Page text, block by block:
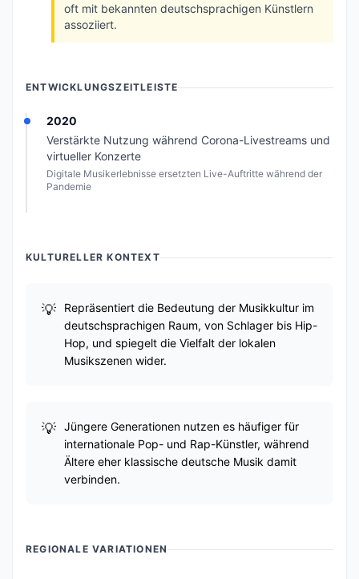
oft mit bekannten deutschsprachigen Künstlern
assoziiert.
ENTWICKLUNGSZEITLEISTE
2020
Verstärkte Nutzung während Corona-Livestreams und
virtueller Konzerte
Digitale Musikerlebnisse ersetzten Live-Auftritte während der
Pandemie
KULTURELLER KONTEXT
Repräsentiert die Bedeutung der Musikkultur im
deutschsprachigen Raum, von Schlager bis Hip-
Hop, und spiegelt die Vielfalt der lokalen
Musikszenen wider.
Jüngere Generationen nutzen es häufiger für
internationale Pop- und Rap-Künstler, während
Ältere eher klassische deutsche Musik damit
verbinden.
REGIONALE VARIATIONEN